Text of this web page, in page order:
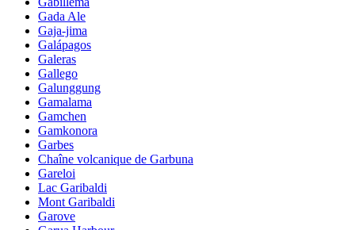
Gada Ale
Gaja-jima
Galápagos
Galeras
Gallego
Galunggung
Gamalama
Gamchen
Gamkonora
Garbes
Chaîne volcanique de Garbuna
Gareloi
Lac Garibaldi
Mont Garibaldi
Garove